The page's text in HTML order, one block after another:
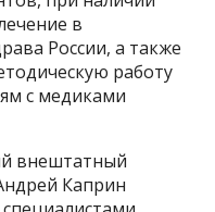
в
России, а также
работу
с медиками
внештатный
Каприн